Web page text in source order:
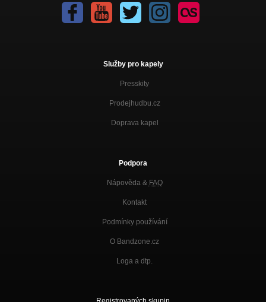
Služby pro kapely
Presskity
Prodejhudbu.cz
Doprava kapel
Podpora
Nápověda & FAQ
Kontakt
Podmínky používání
O Bandzone.cz
Loga a dtp.